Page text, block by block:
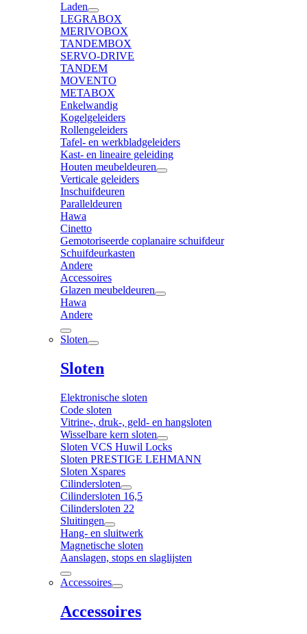
Laden
LEGRABOX
MERIVOBOX
TANDEMBOX
SERVO-DRIVE
TANDEM
MOVENTO
METABOX
Enkelwandig
Kogelgeleiders
Rollengeleiders
Tafel- en werkbladgeleiders
Kast- en lineaire geleiding
Houten meubeldeuren
Verticale geleiders
Inschuifdeuren
Paralleldeuren
Hawa
Cinetto
Gemotoriseerde coplanaire schuifdeur
Schuifdeurkasten
Andere
Accessoires
Glazen meubeldeuren
Hawa
Andere
Sloten
Sloten
Elektronische sloten
Code sloten
Vitrine-, druk-, geld- en hangsloten
Wisselbare kern sloten
Sloten VCS Huwil Locks
Sloten PRESTIGE LEHMANN
Sloten Xspares
Cilindersloten
Cilindersloten 16,5
Cilindersloten 22
Sluitingen
Hang- en sluitwerk
Magnetische sloten
Aanslagen, stops en slaglijsten
Accessoires
Accessoires